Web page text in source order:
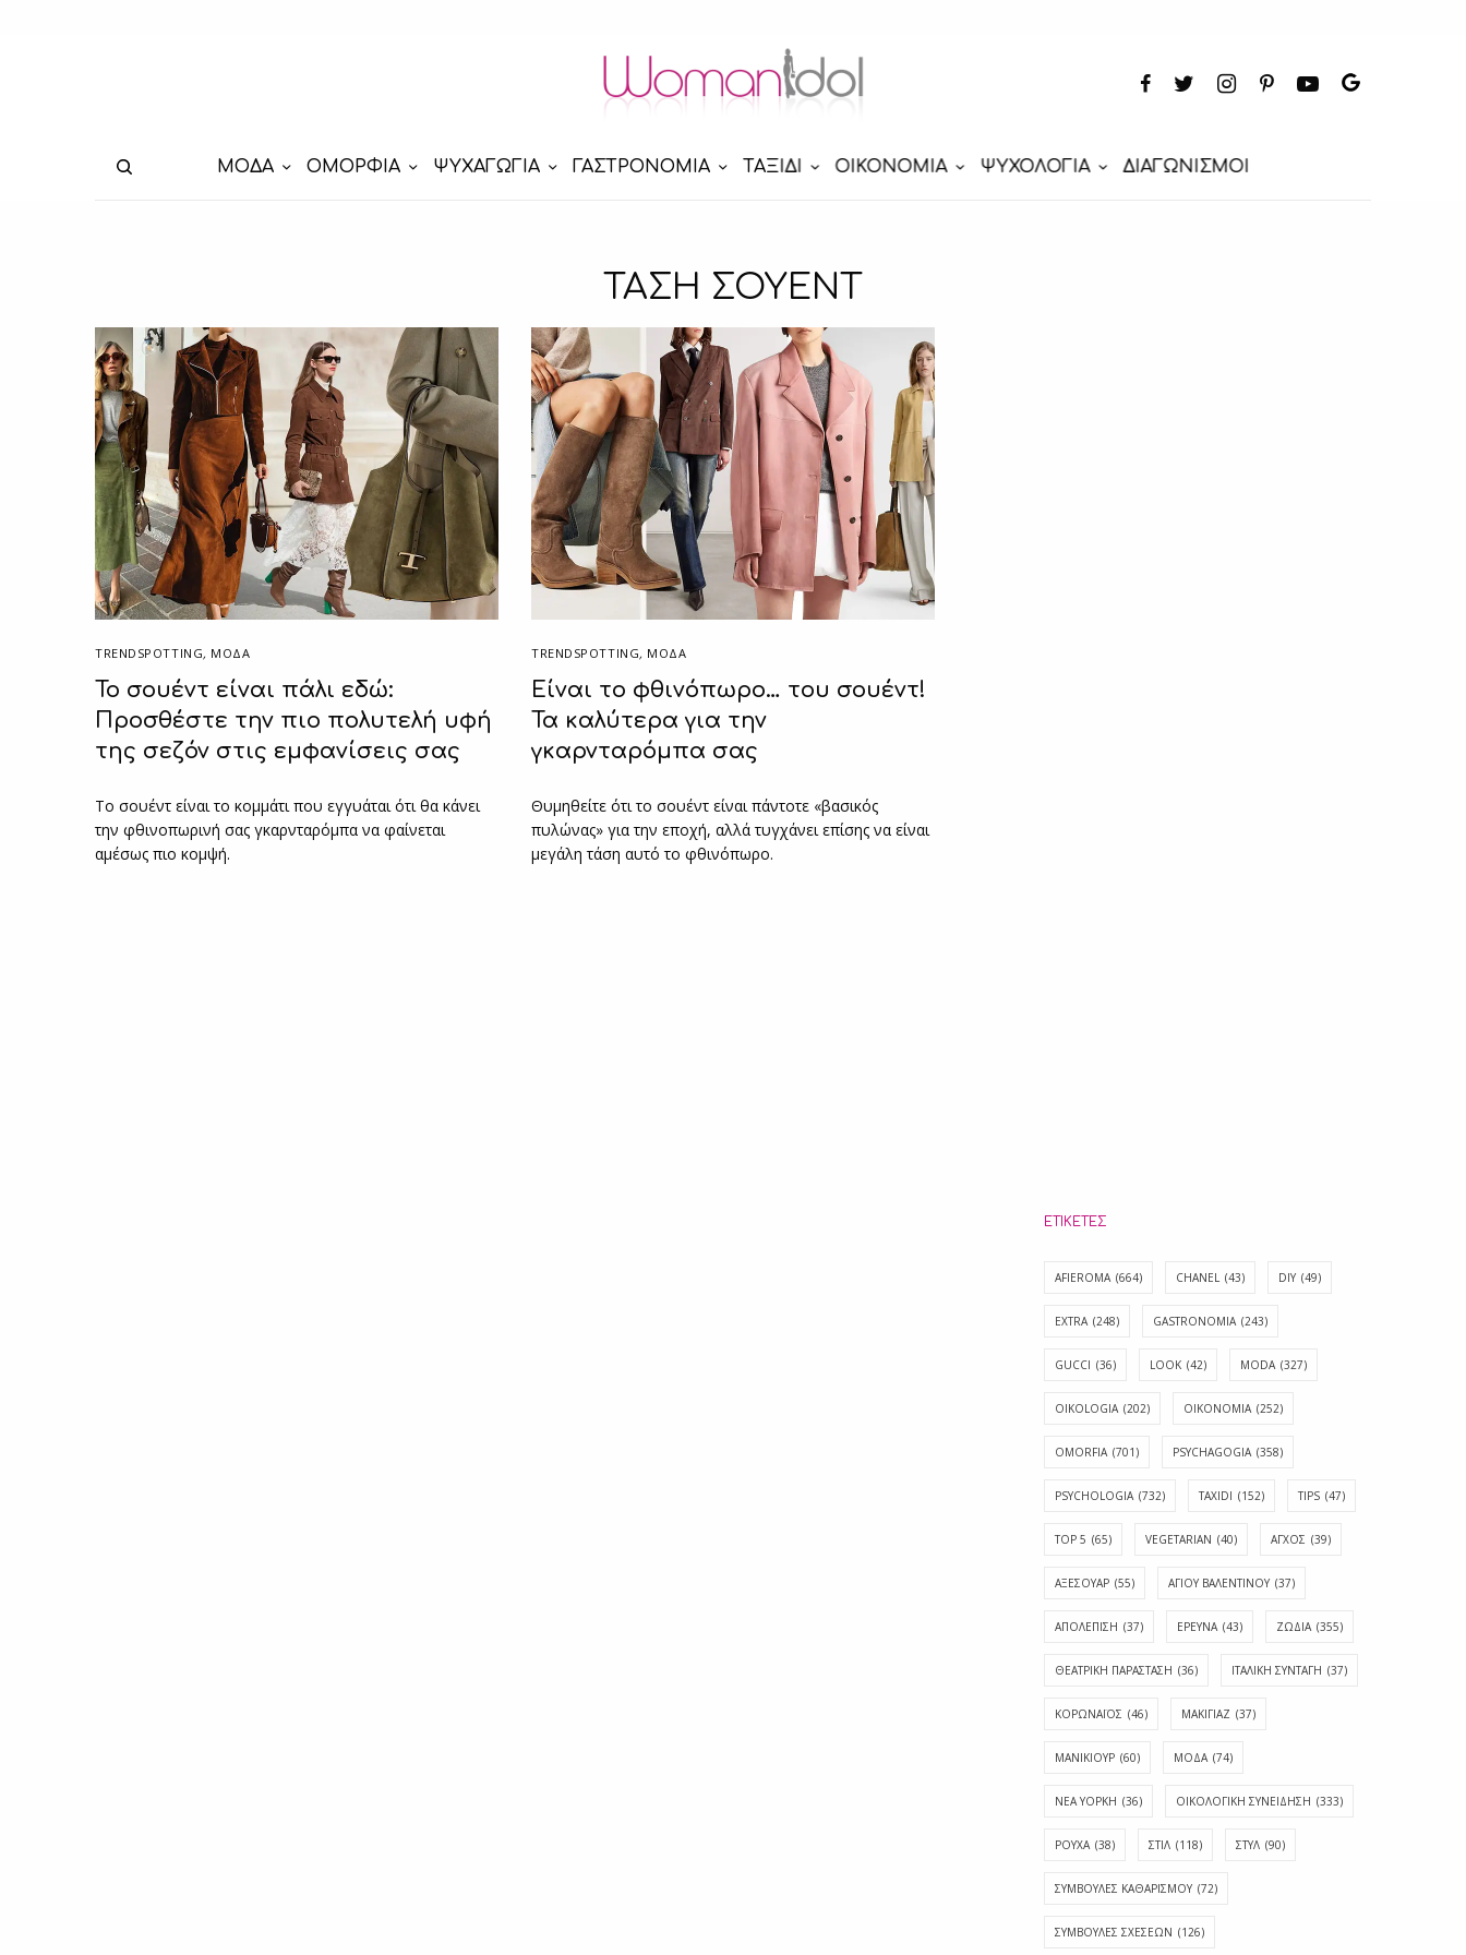
ΜΟΔΑ ΟΜΟΡΦΙΑ ΨΥΧΑΓΩΓΙΑ ΓΑΣΤΡΟΝΟΜΙΑ ΤΑΞΙΔΙ ΟΙΚΟΝΟΜΙΑ ΨΥΧΟΛΟΓΙΑ ΔΙΑΓΩΝΙΣΜΟΙ
ΤΑΣΗ ΣΟΥΕΝΤ
TRENDSPOTTING, ΜΟΔΑ
Το σουέντ είναι πάλι εδώ:
Προσθέστε την πιο πολυτελή υφή
της σεζόν στις εμφανίσεις σας
Το σουέντ είναι το κομμάτι που εγγυάται ότι θα κάνει
την φθινοπωρινή σας γκαρνταρόμπα να φαίνεται
αμέσως πιο κομψή.
TRENDSPOTTING, ΜΟΔΑ
Είναι το φθινόπωρο… του σουέντ!
Τα καλύτερα για την
γκαρνταρόμπα σας
Θυμηθείτε ότι το σουέντ είναι πάντοτε «βασικός
πυλώνας» για την εποχή, αλλά τυγχάνει επίσης να είναι
μεγάλη τάση αυτό το φθινόπωρο.
ΕΤΙΚΈΤΕΣ
AFIEROMA (664) CHANEL (43) DIY (49)
EXTRA (248) GASTRONOMIA (243)
GUCCI (36) LOOK (42) MODA (327)
OIKOLOGIA (202) OIKONOMIA (252)
OMORFIA (701) PSYCHAGOGIA (358)
PSYCHOLOGIA (732) TAXIDI (152) TIPS (47)
TOP 5 (65) VEGETARIAN (40) ΑΓΧΟΣ (39)
ΑΞΕΣΟΥΑΡ (55) ΑΓΊΟΥ ΒΑΛΕΝΤΊΝΟΥ (37)
ΑΠΟΛΈΠΙΣΗ (37) ΕΡΕΥΝΑ (43) ΖΩΔΙΑ (355)
ΘΕΑΤΡΙΚΗ ΠΑΡΑΣΤΑΣΗ (36) ΙΤΑΛΙΚΗ ΣΥΝΤΑΓΗ (37)
ΚΟΡΩΝΑΪΟΣ (46) ΜΑΚΙΓΙΑΖ (37)
ΜΑΝΙΚΙΟΥΡ (60) ΜΟΔΑ (74)
ΝΕΑ ΥΟΡΚΗ (36) ΟΙΚΟΛΟΓΙΚΗ ΣΥΝΕΙΔΗΣΗ (333)
ΡΟΥΧΑ (38) ΣΤΙΛ (118) ΣΤΥΛ (90)
ΣΥΜΒΟΥΛΕΣ ΚΑΘΑΡΙΣΜΟΥ (72)
ΣΥΜΒΟΥΛΕΣ ΣΧΕΣΕΩΝ (126)